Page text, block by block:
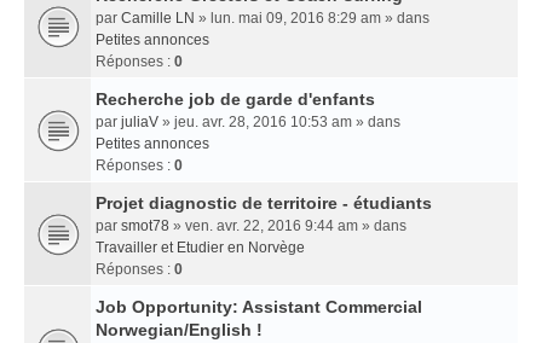
par Camille LN » lun. mai 09, 2016 8:29 am » dans
Petites annonces
Réponses : 0
Recherche job de garde d'enfants
par juliaV » jeu. avr. 28, 2016 10:53 am » dans
Petites annonces
Réponses : 0
Projet diagnostic de territoire - étudiants
par smot78 » ven. avr. 22, 2016 9:44 am » dans
Travailler et Etudier en Norvège
Réponses : 0
Job Opportunity: Assistant Commercial
Norwegian/English !